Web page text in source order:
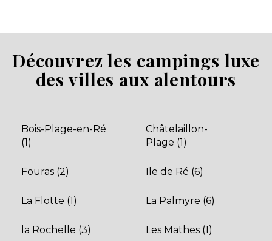
Découvrez les campings luxe
des villes aux alentours
Bois-Plage-en-Ré
(1)
Châtelaillon-
Plage (1)
Fouras (2) Ile de Ré (6)
La Flotte (1) La Palmyre (6)
la Rochelle (3) Les Mathes (1)